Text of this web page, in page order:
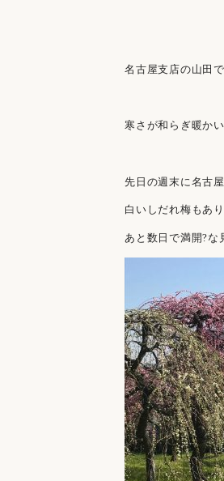
名古屋支店の山田で
寒さが和らぎ暖か
先日の週末に名古
白いしだれ梅もあ
あと数日で満開?な